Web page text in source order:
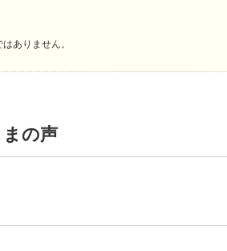
ありません。
の声